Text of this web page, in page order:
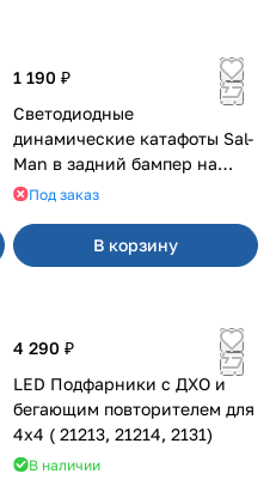
1 190 ₽
Светодиодные
динамические катафоты Sal-
Man в задний бампер на
Приора 2
Под заказ
В корзину
4 290 ₽
LED Подфарники с ДХО и
бегающим повторителем для
4x4 ( 21213, 21214, 2131)
В наличии